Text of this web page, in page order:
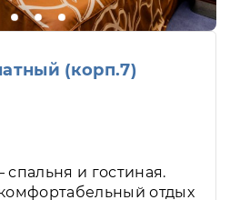
(корп.7)
и гостиная.
отдых